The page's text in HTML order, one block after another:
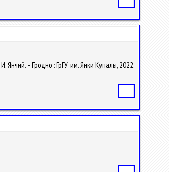
Янчий. – Гродно : ГрГУ им. Янки Купалы, 2022.